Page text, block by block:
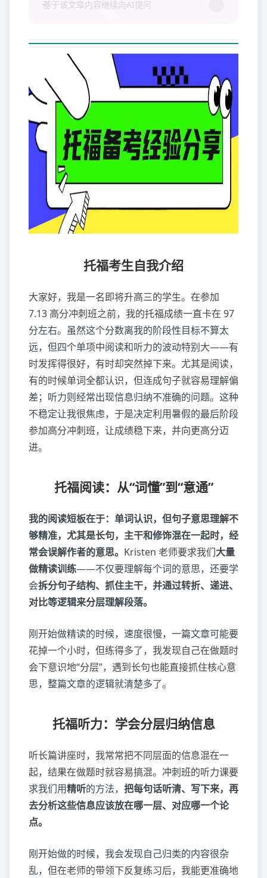
托福考生自我介绍
大家好，我是一名即将升高三的学生。在参加
7.13 高分冲刺班之前，我的托福成绩一直卡在 97
分左右。虽然这个分数离我的阶段性目标不算太
远，但四个单项中阅读和听力的波动特别大——有
时发挥得很好，有时却突然掉下来。尤其是阅读，
有的时候单词全都认识，但连成句子就容易理解偏
差；听力则经常出现信息归纳不准确的问题。这种
不稳定让我很焦虑，于是决定利用暑假的最后阶段
参加高分冲刺班，让成绩稳下来，并向更高分迈
进。
托福阅读：从“词懂”到“意通”
我的阅读短板在于：单词认识，但句子意思理解不
够精准，尤其是长句，主干和修饰混在一起时，经
常会误解作者的意思。 Kristen 老师要求我们大量
做精读训练——不仅要理解每个词的意思，还要学
会拆分句子结构、抓住主干，并通过转折、递进、
对比等逻辑来分层理解段落。
刚开始做精读的时候，速度很慢，一篇文章可能要
花掉一个小时，但练得多了，我发现自己在做题时
会下意识地“分层”，遇到长句也能直接抓住核心意
思，整篇文章的逻辑就清楚多了。
托福听力：学会分层归纳信息
听长篇讲座时，我常常把不同层面的信息混在一
起，结果在做题时就容易搞混。冲刺班的听力课要
求我们用精听的方法， 把每句话听清、写下来，再
去分析这些信息应该放在哪一层、对应哪一个论
点。
刚开始做的时候，我会发现自己归类的内容很杂
乱，但在老师的带领下反复练习后，我能更准确地